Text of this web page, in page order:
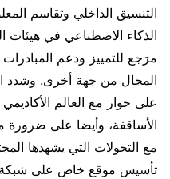
التنسيق الداخلي وتقاسم
الذكاء الاصطناعي في
مرَجع للتمييز ودعم المبادرات
المجال من جهة أخرى. وشدد
على حوار مع العالم
الأساقفة، وأيضا على ضرورة
مع التحولات التي يشهدها
تأسيس موقع خاص على شبكة